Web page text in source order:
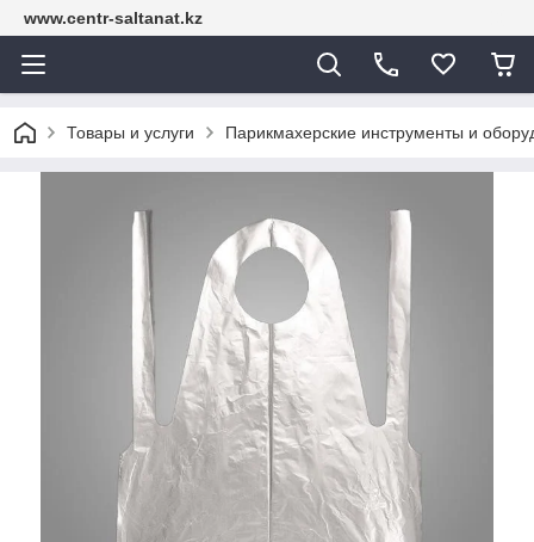
www.centr-saltanat.kz
Товары и услуги Парикмахерские инструменты и